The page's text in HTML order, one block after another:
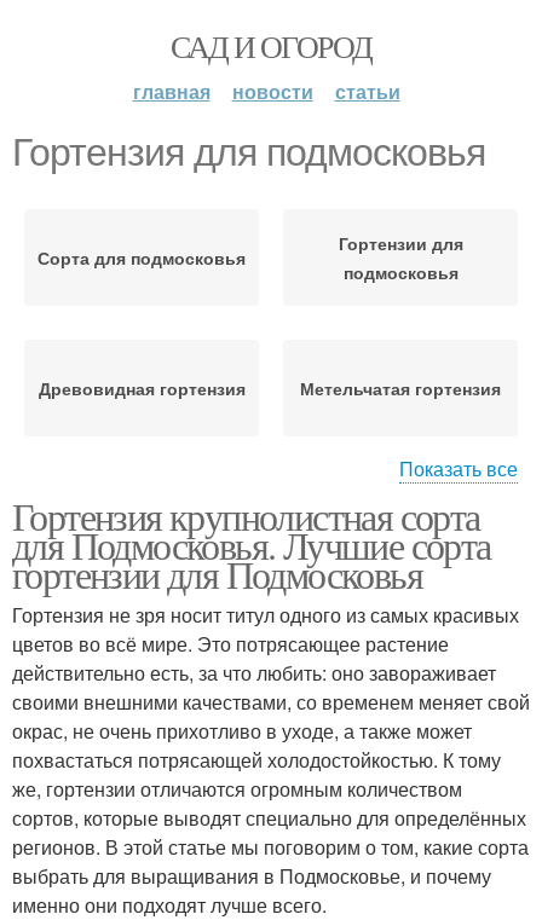
САД И ОГОРОД
главная новости статьи
Гортензия для подмосковья
Сорта для подмосковья
Гортензии для
подмосковья
Древовидная гортензия Метельчатая гортензия
Метельчатые гортензии
соцветиями
Показать все
Гортензия крупнолистная сорта
для Подмосковья. Лучшие сорта
гортензии для Подмосковья
Гортензия не зря носит титул одного из самых красивых
цветов во всё мире. Это потрясающее растение
действительно есть, за что любить: оно завораживает
своими внешними качествами, со временем меняет свой
окрас, не очень прихотливо в уходе, а также может
похвастаться потрясающей холодостойкостью. К тому
же, гортензии отличаются огромным количеством
сортов, которые выводят специально для определённых
регионов. В этой статье мы поговорим о том, какие сорта
выбрать для выращивания в Подмосковье, и почему
именно они подходят лучше всего.